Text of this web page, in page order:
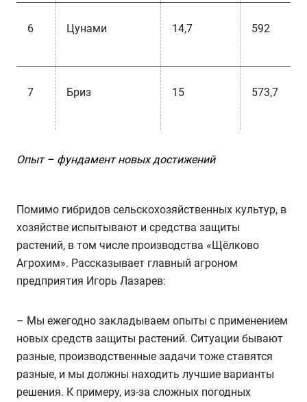
6 Цунами 14,7 592
7 Бриз 15 573,7
Опыт – фундамент новых достижений
Помимо гибридов сельскохозяйственных культур, в
хозяйстве испытывают и средства защиты
растений, в том числе производства «Щёлково
Агрохим». Рассказывает главный агроном
предприятия Игорь Лазарев:
– Мы ежегодно закладываем опыты с применением
новых средств защиты растений. Ситуации бывают
разные, производственные задачи тоже ставятся
разные, и мы должны находить лучшие варианты
решения. К примеру, из-за сложных погодных